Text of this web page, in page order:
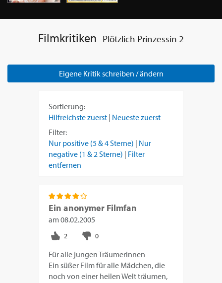
Filmkritiken Plötzlich Prinzessin 2
Eigene Kritik schreiben / ändern
Sortierung:
Hilfreichste zuerst | Neueste zuerst
Filter:
Nur positive (5 & 4 Sterne) | Nur
negative (1 & 2 Sterne) | Filter
entfernen
Ein anonymer Filmfan
am08.02.2005
Für alle jungen Träumerinnen
Ein süßer Film für alle Mädchen, die
noch von einer heilen Welt träumen,